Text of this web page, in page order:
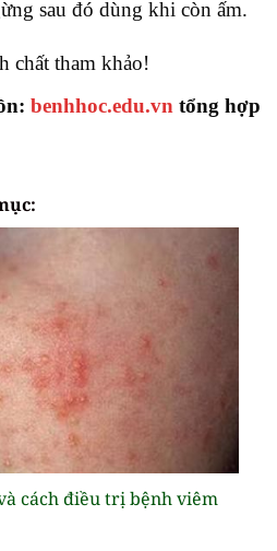
sau đó dùng khi còn ấm.
chất tham khảo!
benhhoc.edu.vn tổng hợp
cách điều trị bệnh viêm